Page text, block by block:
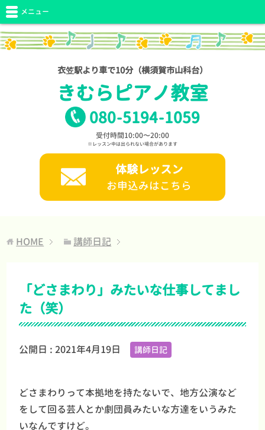
衣笠駅より車で10分（横須賀市山科台）
きむらピアノ教室
080-5194-1059
受付時間10:00〜20:00
※レッスン中は出られない場合があります
体験レッスン
お申込みはこちら
メニュー
HOME 講師日記
「どさまわり」みたいな仕事してまし
た（笑）
公開日 :2021年4月19日 講師日記
どさまわりって本拠地を持たないで、地方公演など
をして回る芸人とか劇団員みたいな方達をいうみた
いなんですけど。